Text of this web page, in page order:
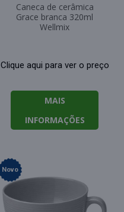
Caneca de cerâmica
Grace branca 320ml
Wellmix
Clique aqui para ver o preço
MAIS
INFORMAÇÕES
Novo